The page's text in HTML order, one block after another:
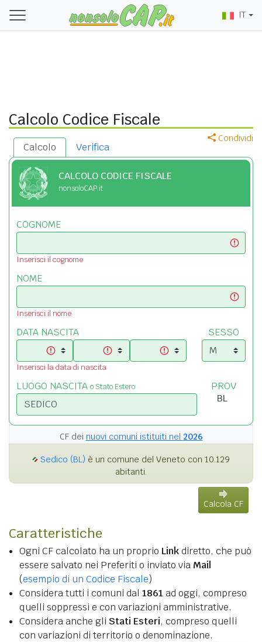
IT
Calcolo Codice Fiscale
Condividi
Calcolo Verifica
CALCOLO CODICE FISCALE
nonsoloCAP.it
COGNOME
Inserisci il cognome
NOME
Inserisci il nome
DATA NASCITA
Inserisci la data di nascita
SESSO
LUOGO NASCITA o Stato Estero PROV
CF dei nuovi comuni istituiti nel 2026
Sedico (BL) è un comune del Veneto con 10.129
abitanti.
Calcola CF
Caratteristiche
Ogni CF calcolato ha un proprio Linkdiretto, che può
essere salvato nei Preferiti o inviato via Mail
(esempio di un Codice Fiscale)
Considera tutti i comuni dal 1861 ad oggi, compreso
quelli soppressi e con variazioni amministrative.
Considera anche gli Stati Esteri, compreso quelli
con variazioni di territorio o denominazione.